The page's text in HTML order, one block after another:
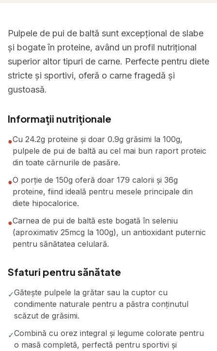
Pulpele de pui de baltă sunt excepțional de slabe
și bogate în proteine, având un profil nutrițional
superior altor tipuri de carne. Perfecte pentru diete
stricte și sportivi, oferă o carne fragedă și
gustoasă.
Informații nutriționale
●Cu 24.2g proteine și doar 0.9g grăsimi la 100g,
pulpele de pui de baltă au cel mai bun raport proteic
din toate cărnurile de pasăre.
●O porție de 150g oferă doar 179 calorii și 36g
proteine, fiind ideală pentru mesele principale din
diete hipocalorice.
●Carnea de pui de baltă este bogată în seleniu
(aproximativ 25mcg la 100g), un antioxidant puternic
pentru sănătatea celulară.
Sfaturi pentru sănătate
✓Gătește pulpele la grătar sau la cuptor cu
condimente naturale pentru a păstra conținutul
scăzut de grăsimi.
✓Combină cu orez integral și legume colorate pentru
o masă completă, perfectă pentru sportivi și